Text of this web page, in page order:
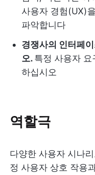
사용자 경험(UX)
파악합니다
경쟁사의 인터페
오. 특정 사용자
하십시오
역할극
다양한 사용자 시나
정 사용자 상호 작용